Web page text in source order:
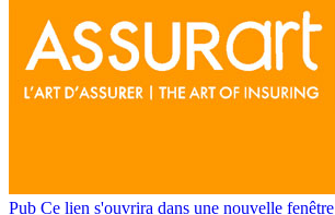
Pub Ce lien s'ouvrira dans une nouvelle fenêtre